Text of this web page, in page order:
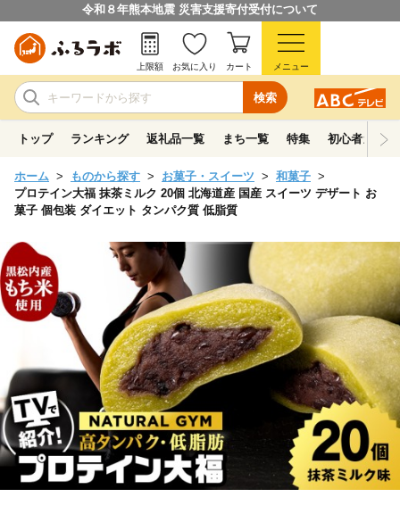
令和８年熊本地震 災害支援寄付受付について
検索
上限額 お気に入り カート メニュー
トップ ランキング 返礼品一覧 まち一覧 特集 初心者ガイド
ホーム ものから探す お菓子・スイーツ
和菓子
プロテイン大福 抹茶ミルク 20個 北海道産 国産 スイーツ デザート お
菓子 個包装 ダイエット タンパク質 低脂質